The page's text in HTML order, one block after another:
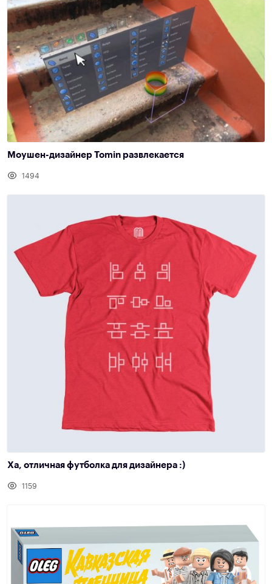
Моушен-дизайнер Tomin развлекается
1494
Ха, отличная футболка для дизайнера :)
1159